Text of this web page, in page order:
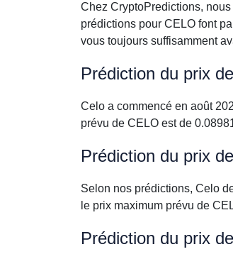
Chez CryptoPredictions,
prédictions pour CELO font
vous toujours suffisamment
Prédiction du prix
Celo a commencé en août
prévu de CELO est de
Prédiction du prix
Selon nos prédictions, Celo
le prix maximum prévu de
Prédiction du prix